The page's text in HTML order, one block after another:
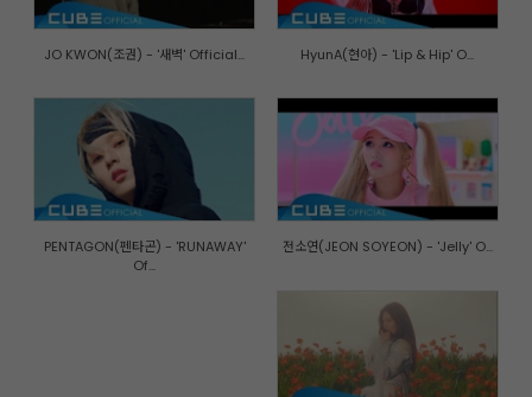
JO KWON(조권) - '새벽' Official... HyunA(현아) - 'Lip & Hip' O...
PENTAGON(펜타곤) - 'RUNAWAY'
Of...
전소연(JEON SOYEON) - 'Jelly' O...